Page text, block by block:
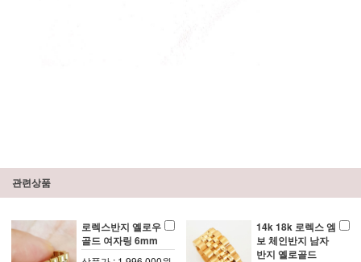
관련상품
로렉스반지 옐로우
골드 여자링 6mm
14k 18k 로렉스 엠
보 체인반지 남자
반지 옐로골드